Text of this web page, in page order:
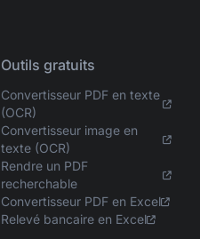
Outils gratuits
Convertisseur PDF en texte
(OCR)
Convertisseur image en
texte (OCR)
Rendre un PDF
recherchable
Convertisseur PDF en Excel
Relevé bancaire en Excel